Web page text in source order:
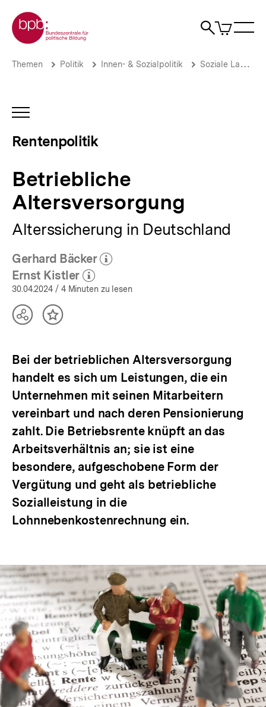
zum
Seiteninhalt
springen
Zur Startseite der bpb
Suche
Artikel
im
Betriebliche
bpb.de
Brotkrümelnavigation
Pfadnavigation
Themen Politik Innen- & Sozialpolitik Soziale Lage
INHALTSNAVIGATION
Rentenpolitik
Betriebliche
Altersversorgung
Alterssicherung in Deutschland
Gerhard Bäcker
(Mehr zum Autor)
Ernst Kistler
(Mehr zum Autor)
öffnen
30.04.2024 / 4 Minuten zu lesen
TeilenInhalt
Bei der betrieblichen Altersversorgung
handelt es sich um Leistungen, die ein
Unternehmen mit seinen Mitarbeitern
vereinbart und nach deren Pensionierung
zahlt. Die Betriebsrente knüpft an das
Arbeitsverhältnis an; sie ist eine
besondere, aufgeschobene Form der
Vergütung und geht als betriebliche
Sozialleistung in die
Lohnnebenkostenrechnung ein.